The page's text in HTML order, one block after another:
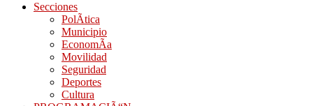
Secciones
PolÃ­tica
Municipio
EconomÃ­a
Movilidad
Seguridad
Deportes
Cultura